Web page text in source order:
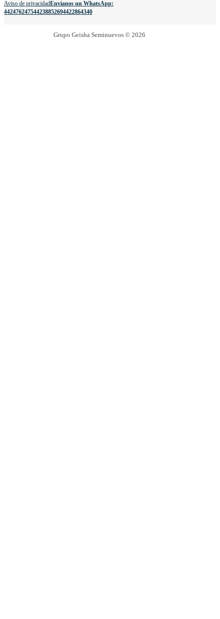
Aviso de privacidadEnvíanos un WhatsApp:
442476247544238852694422864340
Grupo Geisha Seminuevos © 2026